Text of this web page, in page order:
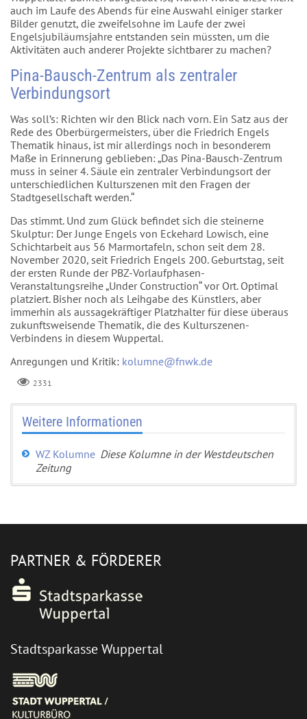
auch im Laufe des Abends für eine Auswahl einiger starker
Bilder genutzt, die zweifelsohne im Laufe der zwei
Engelsjubiläumsjahre entstanden sein müssten, um die
Aktivitäten auch anderer Projekte sichtbarer zu machen?
Pina-Bausch-Zentrum als zentraler
Verbindungsort
Was soll’s: Richten wir den Blick nach vorn. Ein Satz aus der
Rede des Oberbürgermeisters, über die Friedrich Engels
Thematik hinaus, ist mir allerdings noch in besonderem
Maße in Erinnerung geblieben: „Das Pina-Bausch-Zentrum
muss in seiner 4. Säule ein zentraler Verbindungsort der
unterschiedlichen Kulturszenen mit den Fragen der
Stadtgesellschaft werden.“
Das stimmt. Und zum Glück befindet sich die steinerne
Skulptur: Der Junge Engels von Eckehard Lowisch, eine
Schichtarbeit aus 56 Marmortafeln, schon seit dem 28.
November 2020, seit Friedrich Engels 200. Geburtstag, seit
der ersten Runde der PBZ-Vorlaufphasen-
Veranstaltungsreihe „Under Construction“ vor Ort. Optimal
platziert. Bisher noch als Leihgabe des Künstlers, aber
immerhin als aussagekräftiger Platzhalter für diese überaus
zukunftsweisende Thematik, die des Kulturszenen-
Verbindens in diesem Wuppertal.
Anregungen und Kritik: kolumne@fnwk.de
2331
Weitere Informationen
WZ Kolumne Diese Kolumne in der Westdeutschen
Zeitung
PARTNER & FÖRDERER
Stadtsparkasse Wuppertal